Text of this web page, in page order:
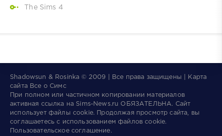
The Sims 4
Shadowsun & Rosinka © 2009 | Все права защищены | Карта
сайта Все о Симс
При полном или частичном копировании материалов
активная ссылка на Sims-News.ru ОБЯЗАТЕЛЬНА.
Сайт
использует файлы cookie. Продолжая просмотр сайта, вы
соглашаетесь с использованием файлов cookie.
Пользовательское соглашение.